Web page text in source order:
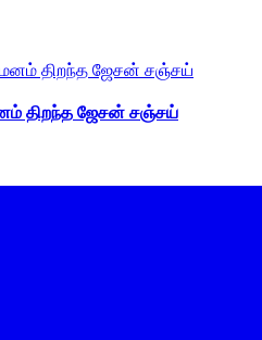
திறந்த ஜேசன் சஞ்சய்